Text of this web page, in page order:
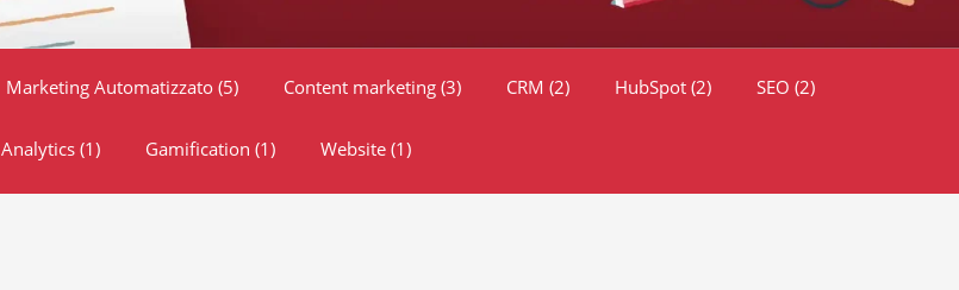
Marketing Automatizzato (5) Content marketing (3) CRM (2) HubSpot (2) SEO (2)
Analytics (1) Gamification (1) Website (1)